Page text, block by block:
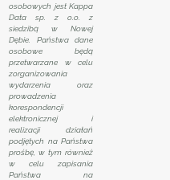
osobowych jest Kappa
Data sp. z o.o. z
siedzibą w Nowej
Dębie. Państwa dane
osobowe będą
przetwarzane w celu
zorganizowania
wydarzenia oraz
prowadzenia
korespondencji
elektronicznej i
realizacji działań
podjętych na Państwa
prośbę, w tym również
w celu zapisania
Państwa na